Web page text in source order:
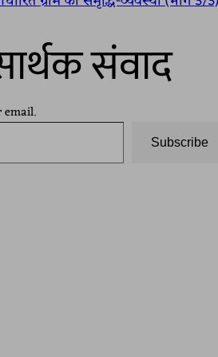
संवाद
email.
Subscribe